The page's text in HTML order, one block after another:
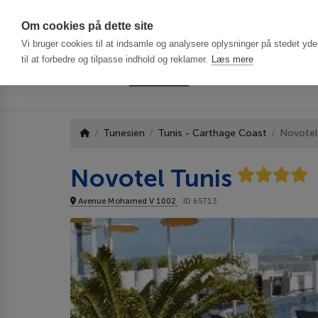
Om cookies på dette site
Vi bruger cookies til at indsamle og analysere oplysninger på stedet
til at forbedre og tilpasse indhold og reklamer. Læs mere
Tunesien Tunis - Carthage Coast
Novotel Tunis
Avenue Mohamed V 1002 ID 65713